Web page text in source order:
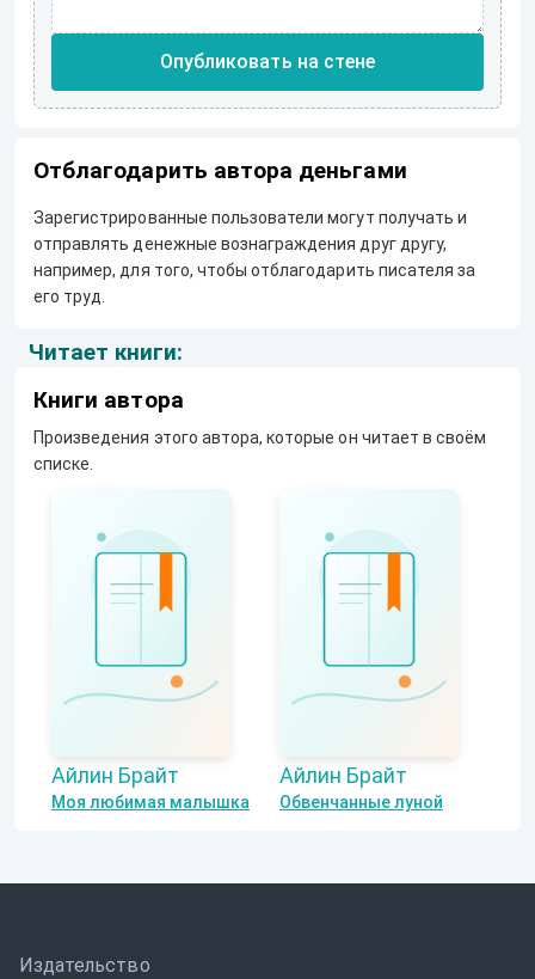
Опубликовать на стене
Отблагодарить автора деньгами
Зарегистрированные пользователи могут получать и
отправлять денежные вознаграждения друг другу,
например, для того, чтобы отблагодарить писателя за
его труд.
Читает книги:
Книги автора
Произведения этого автора, которые он читает в своём
списке.
Айлин Брайт
Моя любимая малышка
Айлин Брайт
Обвенчанные луной
Издательство